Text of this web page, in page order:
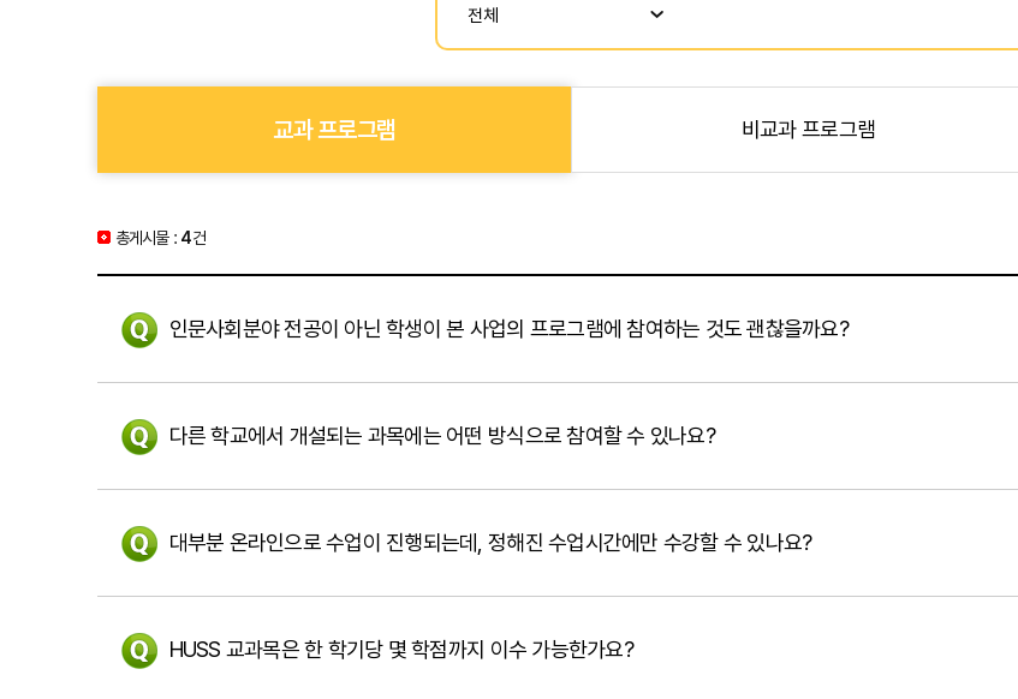
교과 프로그램 비교과 프로그램
총게시물 : 4건
인문사회분야 전공이 아닌 학생이 본 사업의 프로그램에 참여하는 것도 괜찮을까요?
다른 학교에서 개설되는 과목에는 어떤 방식으로 참여할 수 있나요?
대부분 온라인으로 수업이 진행되는데, 정해진 수업시간에만 수강할 수 있나요?
HUSS 교과목은 한 학기당 몇 학점까지 이수 가능한가요?